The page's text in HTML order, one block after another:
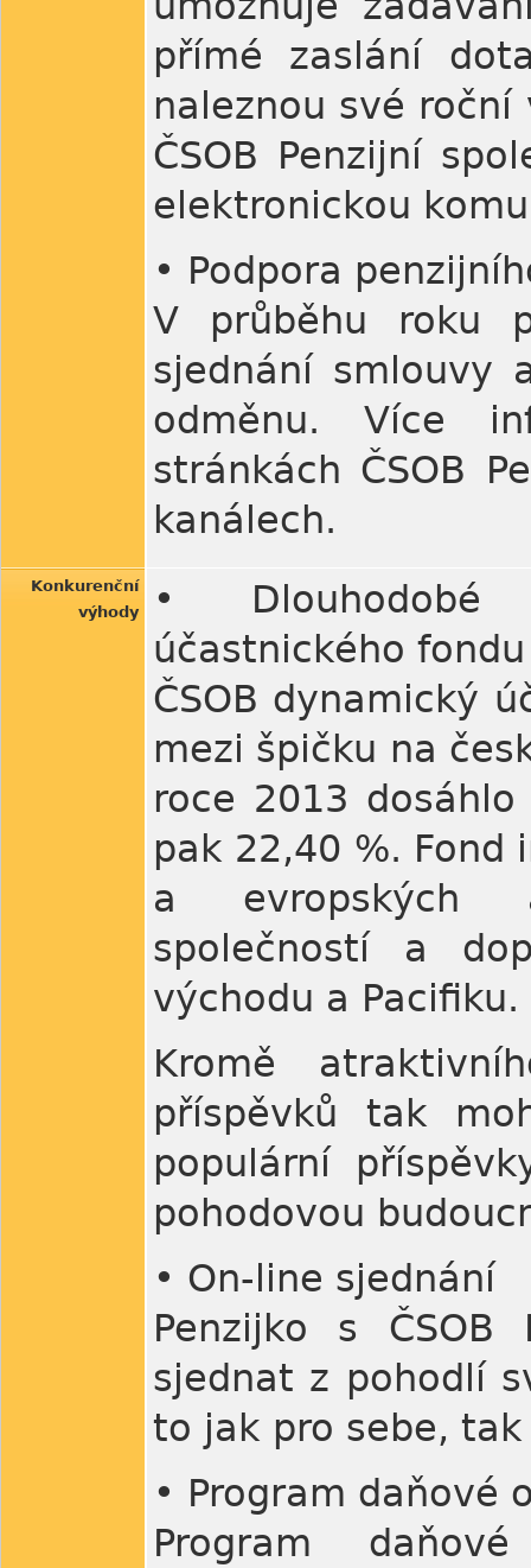
přímé zaslání
naleznou své
ČSOB Penzijní
elektronickou
• Podpora
V průběhu roku
sjednání smlouvy
odměnu. Více
stránkách ČSOB
kanálech.
Konkurenční
výhody
• Dlouhodobé
účastnického fondu
ČSOB dynamický
mezi špičku na
roce 2013
pak 22,40 %.
a evropských
společností a
východu a Pacifiku.
Kromě
příspěvků tak
populární
pohodovou
• On-line sjednání
Penzijko s
sjednat z pohodlí
to jak pro sebe,
• Program daňové
Program